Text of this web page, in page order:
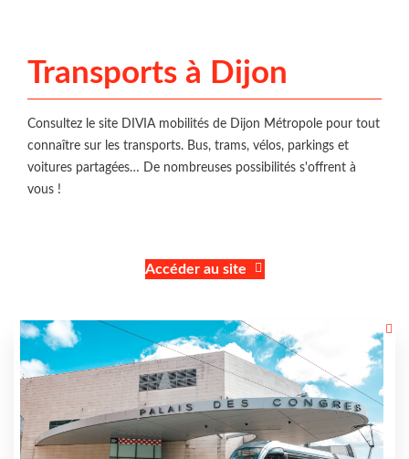
Transports à Dijon
Consultez le site DIVIA mobilités de Dijon Métropole pour tout
connaître sur les transports. Bus, trams, vélos, parkings et
voitures partagées… De nombreuses possibilités s'offrent à
vous !
Accéder au site